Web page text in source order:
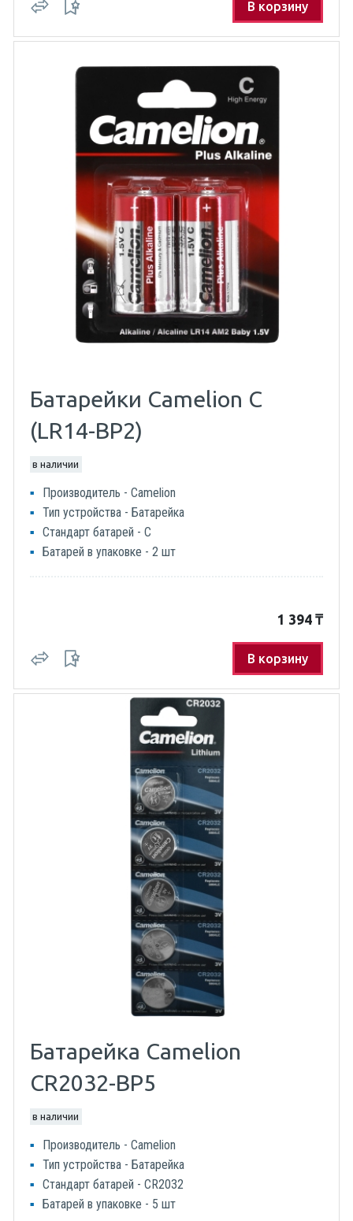
В корзину
Батарейки Camelion C
(LR14-BP2)
в наличии
Производитель - Camelion
Тип устройства - Батарейка
Стандарт батарей - C
Батарей в упаковке - 2 шт
1 394 ₸
В корзину
Батарейка Camelion
CR2032-BP5
в наличии
Производитель - Camelion
Тип устройства - Батарейка
Стандарт батарей - CR2032
Батарей в упаковке - 5 шт